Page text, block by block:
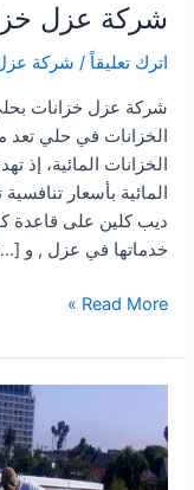
شركة عزل
اترك تعليقاً / شركة
الخزانات في حلي تعد
الخزانات المائية، إذ
المائية بأسعار
ديب كلين على قاعدة
خدماتها في عزل , و
شركة
خزانات
بحلي
Read More »